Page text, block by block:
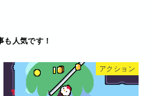
アクション